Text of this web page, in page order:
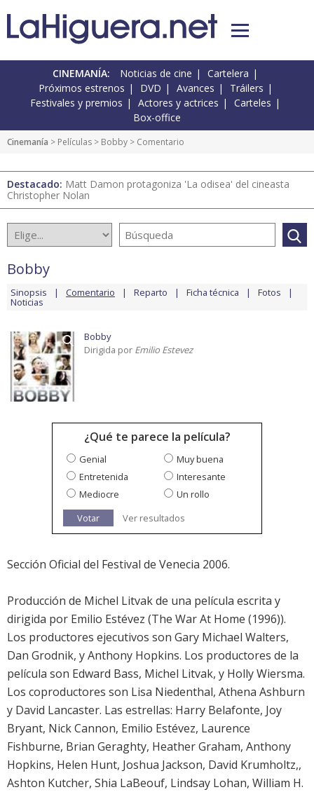
CINEMANÍA: Noticias de cine
Cartelera
Próximos estrenos
DVD Avances
Tráilers
Festivales y premios
Actores y actrices
Carteles
Box-office
Cinemanía > Películas > Bobby > Comentario
Destacado: Matt Damon protagoniza 'La odisea' del cineasta
Christopher Nolan
Bobby
Sinopsis Comentario Reparto Ficha técnica Fotos
Noticias
Bobby
Dirigida por Emilio Estevez
¿Qué te parece la película?
Genial
Muy buena
Entretenida
Interesante
Mediocre
Un rollo
Votar
Ver resultados
Sección Oficial del Festival de Venecia 2006.
Producción de Michel Litvak de una película escrita y
dirigida por Emilio Estévez (The War At Home (1996)).
Los productores ejecutivos son Gary Michael Walters,
Dan Grodnik, y Anthony Hopkins. Los productores de la
película son Edward Bass, Michel Litvak, y Holly Wiersma.
Los coproductores son Lisa Niedenthal, Athena Ashburn
y David Lancaster. Las estrellas: Harry Belafonte, Joy
Bryant, Nick Cannon, Emilio Estévez, Laurence
Fishburne, Brian Geraghty, Heather Graham, Anthony
Hopkins, Helen Hunt, Joshua Jackson, David Krumholtz,,
Ashton Kutcher, Shia LaBeouf, Lindsay Lohan, William H.